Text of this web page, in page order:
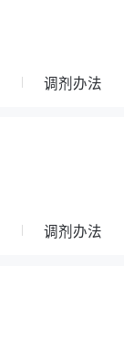
调剂办法
调剂办法